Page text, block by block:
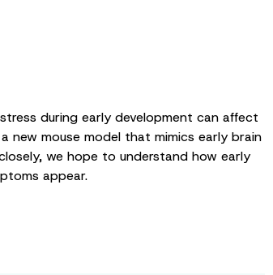
during early development can affect
new mouse model that mimics early brain
we hope to understand how early
appear.